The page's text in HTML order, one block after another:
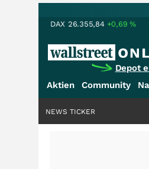
DAX 26.355,84 +0,69%
Depot
Aktien Community
NEWS TICKER